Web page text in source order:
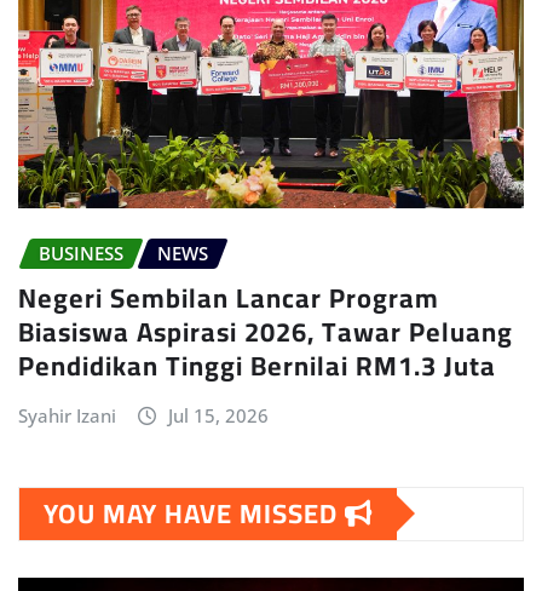
BUSINESS NEWS
Negeri Sembilan Lancar Program
Biasiswa Aspirasi 2026, Tawar Peluang
Pendidikan Tinggi Bernilai RM1.3 Juta
Syahir Izani Jul 15, 2026
YOU MAY HAVE MISSED